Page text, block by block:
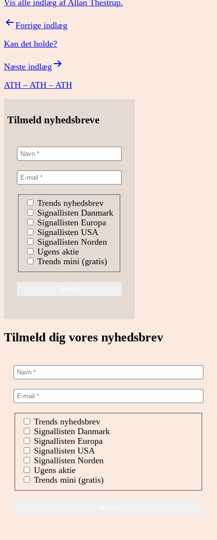
Vis alle indlæg af Allan Thestrup.
Indlægsnavigation
Forrige indlæg
Kan det holde?
Næste indlæg
ATH – ATH – ATH
Tilmeld nyhedsbreve
Trends nyhedsbrev
Signallisten Danmark
Signallisten Europa
Signallisten USA
Signallisten Norden
Ugens aktie
Trends mini (gratis)
Tilmeld dig vores nyhedsbrev
Trends nyhedsbrev
Signallisten Danmark
Signallisten Europa
Signallisten USA
Signallisten Norden
Ugens aktie
Trends mini (gratis)